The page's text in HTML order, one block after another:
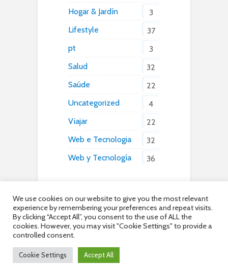
Hogar & Jardín
3
Lifestyle
37
pt
3
Salud
32
Saúde
22
Uncategorized
4
Viajar
22
Web e Tecnologia
32
Web y Tecnología
36
Copyright © 2026. Created by OuterRim Baltics OÜ | Company
Policy
Terms of Use
We use cookies on our website to give you the most relevant
experience by remembering your preferences and repeat visits.
By clicking “Accept All”, you consent to the use of ALL the
cookies. However, you may visit "Cookie Settings" to provide a
controlled consent.
Cookie Settings Accept All